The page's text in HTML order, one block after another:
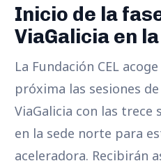
Inicio de la
ViaGalicia en
La Fundación CEL
próxima las sesiones
ViaGalicia con las trece
en la sede norte para
aceleradora. Recibirán